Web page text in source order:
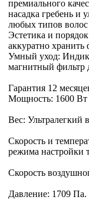
премиального
насадка гребень и
любых типов
Эстетика и
аккуратно хранить
Умный уход:
магнитный фильтр
Гарантия 12
Мощность: 1600 Вт
Вес: Ультралегкий
Скорость и
режима настройки
Скорость
Давление: 1709 Па.